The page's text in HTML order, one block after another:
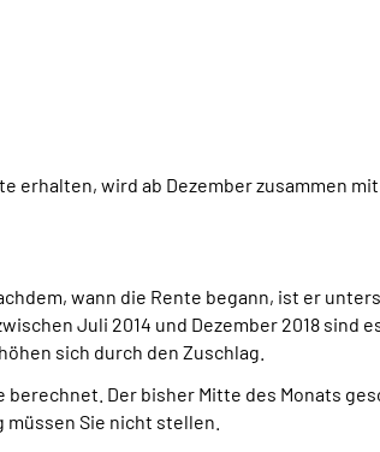
erhalten, wird ab Dezember zusammen
wann die Rente begann, ist er
Juli 2014 und Dezember 2018 sind
sich durch den Zuschlag.
Der bisher Mitte des Monats
Sie nicht stellen.